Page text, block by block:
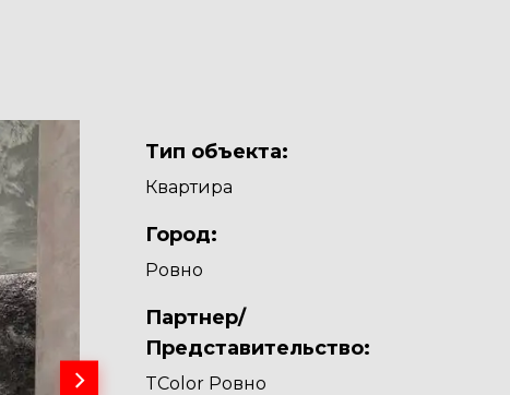
Тип объекта:
Квартира
Город:
Ровно
Партнер/
Представительство:
TColor Ровно